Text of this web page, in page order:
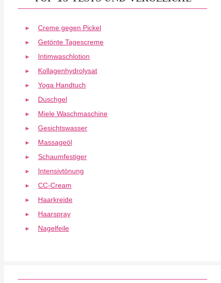
Creme gegen Pickel
Getönte Tagescreme
Intimwaschlotion
Kollagenhydrolysat
Yoga Handtuch
Duschgel
Miele Waschmaschine
Gesichtswasser
Massageöl
Schaumfestiger
Intensivtönung
CC-Cream
Haarkreide
Haarspray
Nagelfeile